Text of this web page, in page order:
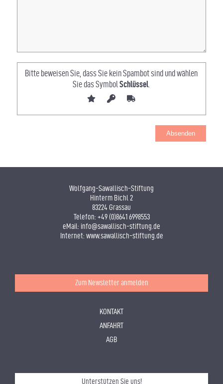
Bitte beweisen Sie, dass Sie kein Spambot sind und wählen
Sie das Symbol Schlüssel
Wolfgang-Sawallisch-Stiftung
Hinterm Bichl 2
83224 Grassau
Telefon: +49 (0)8641 6998553
eMail: info@sawallisch-stiftung.de
Internet: www.sawallisch-stiftung.de
Zum Newsletter anmelden
KONTAKT
ANFAHRT
AGB
Unterstützen Sie uns!